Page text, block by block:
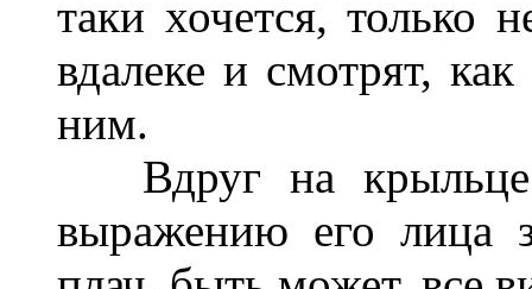
таки хочется, только
вдалеке и смотрят,
ним.
Вдруг на крыльце
выражению его лица